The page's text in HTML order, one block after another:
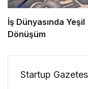
İş Dünyasında Yeşil
Dönüşüm
Startup